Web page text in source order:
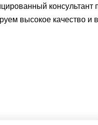
высокое качество и